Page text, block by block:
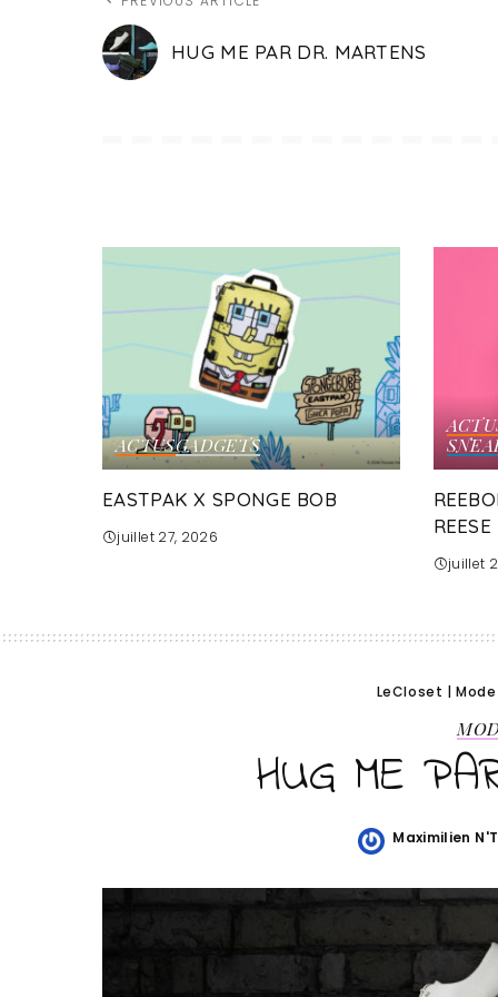
HUG ME PAR DR. MARTENS
ACTUSGADGETS
EASTPAK X SPONGE BOB
juillet 27, 2026
REESE
juillet
LeCloset |Mode
HUG ME
Posted
Maximilien